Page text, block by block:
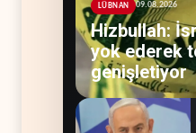
LÜBNAN 09.08.2026
Hizbullah:
yok ederek
genişletiyor